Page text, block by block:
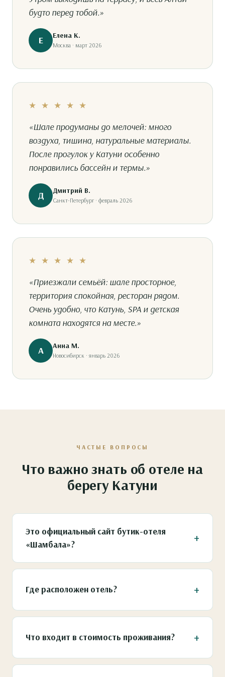
будто перед тобой.»
Е Елена К.
Москва · март 2026
★ ★ ★ ★ ★
«Шале продуманы до мелочей: много
воздуха, тишина, натуральные материалы.
После прогулок у Катуни особенно
понравились бассейн и термы.»
Д Дмитрий В.
Санкт-Петербург · февраль 2026
★ ★ ★ ★ ★
«Приезжали семьёй: шале просторное,
территория спокойная, ресторан рядом.
Очень удобно, что Катунь, SPA и детская
комната находятся на месте.»
А Анна М.
Новосибирск · январь 2026
ЧАСТЫЕ ВОПРОСЫ
Что важно знать об отеле на
берегу Катуни
Это официальный сайт бутик-отеля
«Шамбала»?
Да, это официальный сайт бутик-отеля
посмотреть категории шале, условия
проживания, инфраструктуру и
забронировать отдых напрямую.
Где расположен отель?
«Шамбала» находится в Горном Алтае на
Катунью, Тавдинскими пещерами и
природными маршрутами региона.
Что входит в стоимость проживания?
Проживание в выбранной категории шале,